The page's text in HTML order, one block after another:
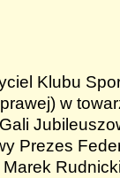
Klubu
w
Prezes